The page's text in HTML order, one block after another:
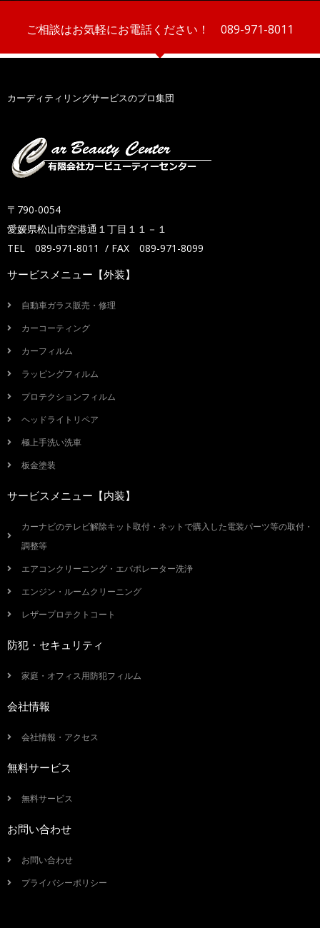
ご相談はお気軽にお電話ください！ 089-971-8011
カーディティリングサービスのプロ集団
〒790-0054
愛媛県松山市空港通１丁目１１－１
TEL 089-971-8011 / FAX 089-971-8099
サービスメニュー【外装】
自動車ガラス販売・修理
カーコーティング
カーフィルム
ラッピングフィルム
プロテクションフィルム
ヘッドライトリペア
極上手洗い洗車
板金塗装
サービスメニュー【内装】
カーナビのテレビ解除キット取付・ネットで購入した電装パーツ等の取付・
調整等
エアコンクリーニング・エバポレーター洗浄
エンジン・ルームクリーニング
レザープロテクトコート
防犯・セキュリティ
家庭・オフィス用防犯フィルム
会社情報
会社情報・アクセス
無料サービス
無料サービス
お問い合わせ
お問い合わせ
プライバシーポリシー